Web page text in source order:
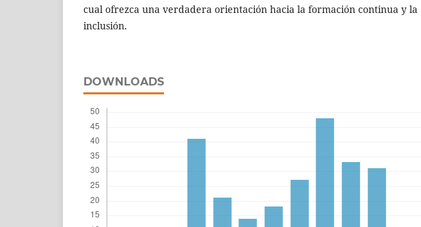
cual ofrezca una verdadera orientación hacia la formación continua y la
inclusión.
DOWNLOADS